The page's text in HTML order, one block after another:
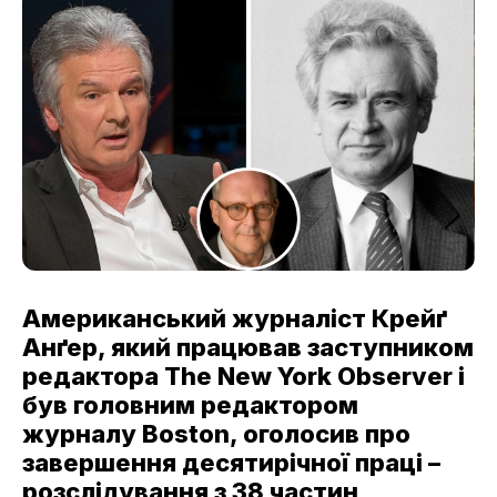
Американський журналіст Крейґ
Анґер, який працював заступником
редактора The New York Observer і
був головним редактором
журналу Boston, оголосив про
завершення десятирічної праці –